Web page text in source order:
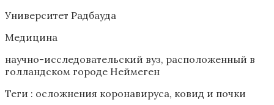
Университет Радбауда
Медицина
научно-исследовательский вуз, расположенный в
голландском городе Неймеген
Теги : осложнения коронавируса, ковид и почки